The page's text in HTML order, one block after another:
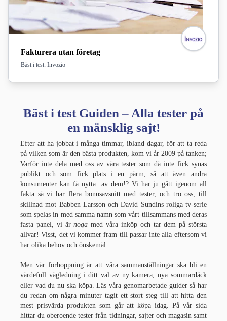
Fakturera utan företag
Bäst i test: Invozio
Bäst i test Guiden – Alla tester på
en mänsklig sajt!
Efter att ha jobbat i många timmar, ibland dagar, för att ta reda
på vilken som är den bästa produkten, kom vi år 2009 på tanken;
Varför inte dela med oss av våra tester som då inte fick synas
publikt och som fick plats i en pärm, så att även andra
konsumenter kan få nytta av dem!? Vi har ju gått igenom all
fakta så vi har flera bonusavsnitt med tester, och tro oss, till
skillnad mot Babben Larsson och David Sundins roliga tv-serie
som spelas in med samma namn som vårt tillsammans med deras
fasta panel, vi ärnoga med våra inköp och tar dem på största
allvar! Visst, det vi kommer fram till passar inte alla eftersom vi
har olika behov och önskemål.
Men vår förhoppning är att våra sammanställningar ska bli en
värdefull vägledning i ditt val av ny kamera, nya sommardäck
eller vad du nu ska köpa. Läs våra genomarbetade guider så har
du redan om några minuter tagit ett stort steg till att hitta den
mest prisvärda produkten som går att köpa idag. På vår sida
hittar du oberoende tester från tidningar, sajter och magasin samt